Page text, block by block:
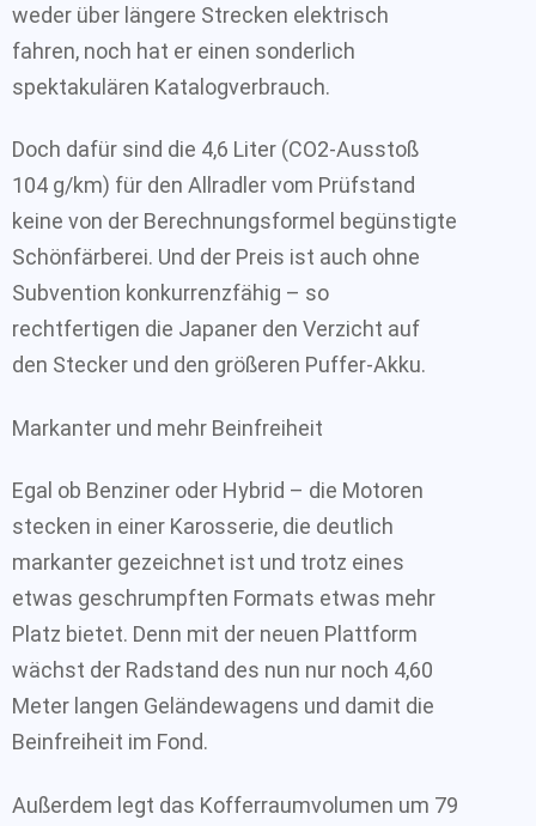
weder über längere Strecken elektrisch
fahren, noch hat er einen sonderlich
spektakulären Katalogverbrauch.
Doch dafür sind die 4,6 Liter (CO2-Ausstoß
104 g/km) für den Allradler vom Prüfstand
keine von der Berechnungsformel begünstigte
Schönfärberei. Und der Preis ist auch ohne
Subvention konkurrenzfähig – so
rechtfertigen die Japaner den Verzicht auf
den Stecker und den größeren Puffer-Akku.
Markanter und mehr Beinfreiheit
Egal ob Benziner oder Hybrid – die Motoren
stecken in einer Karosserie, die deutlich
markanter gezeichnet ist und trotz eines
etwas geschrumpften Formats etwas mehr
Platz bietet. Denn mit der neuen Plattform
wächst der Radstand des nun nur noch 4,60
Meter langen Geländewagens und damit die
Beinfreiheit im Fond.
Außerdem legt das Kofferraumvolumen um 79